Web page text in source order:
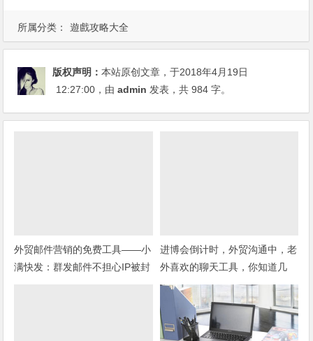
所属分类： 遊戲攻略大全
版权声明：本站原创文章，于2018年4月19日
12:27:00 ，由admin 发表，共 984 字。
外贸邮件营销的免费工具——小
满快发：群发邮件不担心IP被封
进博会倒计时，外贸沟通中，老
外喜欢的聊天工具，你知道几
种？